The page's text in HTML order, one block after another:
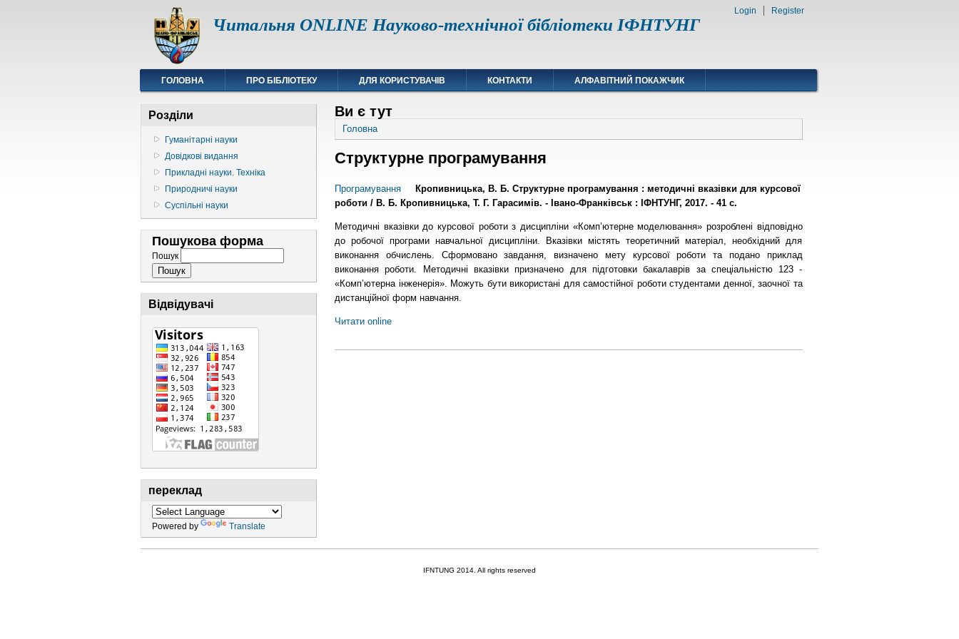
Читальня ONLINE Науково-технічної бібліотеки ІФНТУНГ
Login Register
ГОЛОВНА ПРО БІБЛІОТЕКУ ДЛЯ КОРИСТУВАЧІВ КОНТАКТИ АЛФАВІТНИЙ ПОКАЖЧИК
Розділи
Гуманітарні науки
Довідкові видання
Прикладні науки. Техніка
Природничі науки
Суспільні науки
Пошукова форма
Пошук
Відвідувачі
переклад
Powered by Translate
Ви є тут
Головна
Структурне програмування
Програмування
Кропивницька, В. Б. Структурне програмування : методичні вказівки для курсової
роботи / В. Б. Кропивницька, Т. Г. Гарасимів. - Івано-Франківськ : ІФНТУНГ, 2017. - 41 с.
Методичні вказівки до курсової роботи з дисципліни «Комп’ютерне моделювання» розроблені відповідно
до робочої програми навчальної дисципліни. Вказівки містять теоретичний матеріал, необхідний для
виконання обчислень. Сформовано завдання, визначено мету курсової роботи та подано приклад
виконання роботи. Методичні вказівки призначено для підготовки бакалаврів за спеціальністю 123 -
«Комп’ютерна інженерія». Можуть бути використані для самостійної роботи студентами денної, заочної та
дистанційної форм навчання.
Читати online
IFNTUNG 2014. All rights reserved